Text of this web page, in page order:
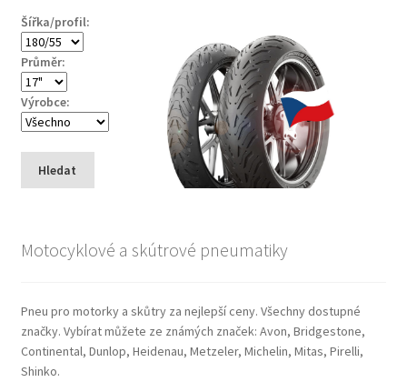
Šířka/profil:
Průměr:
Výrobce:
Hledat
Motocyklové a skútrové pneumatiky
Pneu pro motorky a skůtry za nejlepší ceny. Všechny dostupné
značky. Vybírat můžete ze známých značek: Avon, Bridgestone,
Continental, Dunlop, Heidenau, Metzeler, Michelin, Mitas, Pirelli,
Shinko.